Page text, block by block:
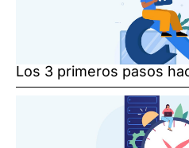
Los 3 primeros pasos